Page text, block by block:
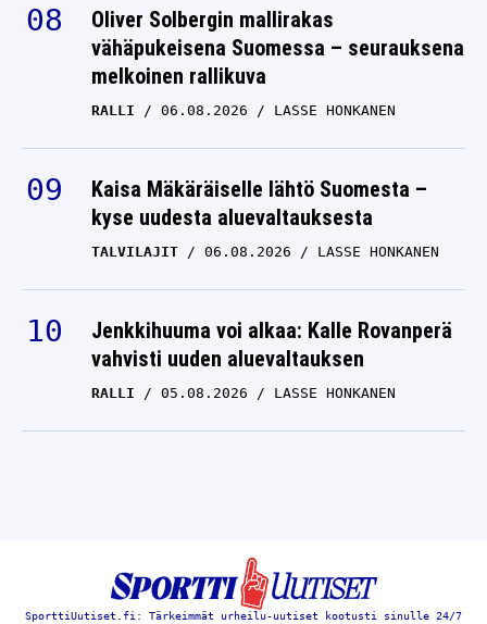
Oliver Solbergin mallirakas
vähäpukeisena Suomessa – seurauksena
melkoinen rallikuva
RALLI 06.08.2026 LASSE HONKANEN
Kaisa Mäkäräiselle lähtö Suomesta –
kyse uudesta aluevaltauksesta
TALVILAJIT 06.08.2026 LASSE HONKANEN
Jenkkihuuma voi alkaa: Kalle Rovanperä
vahvisti uuden aluevaltauksen
RALLI 05.08.2026 LASSE HONKANEN
SporttiUutiset.fi: Tärkeimmät urheilu-uutiset kootusti sinulle 24/7